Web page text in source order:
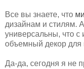
Все вы знаете, что
дизайнам и стилям.
универсальны, что
объемный декор
Да-да, сегодня я не